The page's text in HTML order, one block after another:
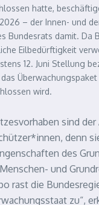
hatte,
– der Innen- und
Bundesrats damit. Da
Eilbedürftigkeit
12. Juni Stellung
wird.
sind der
denn
des
und
rast die
zu“,